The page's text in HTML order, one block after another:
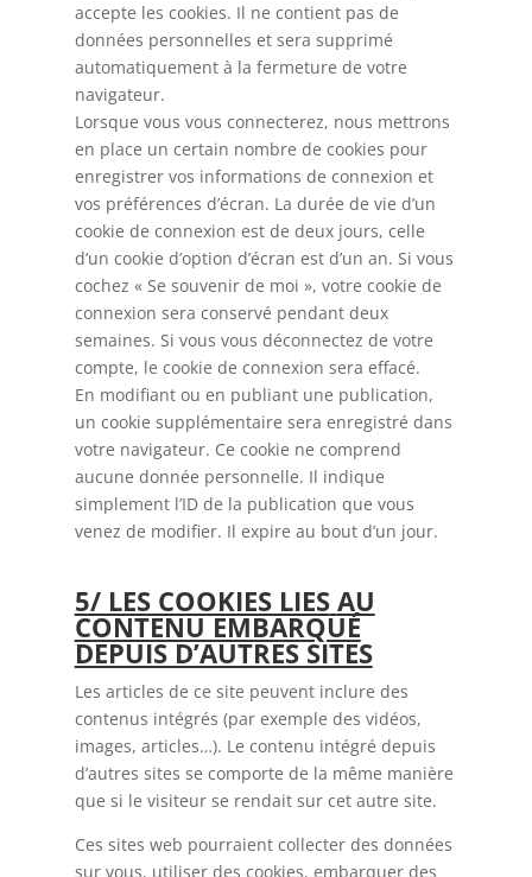
accepte les cookies. Il ne contient pas de
données personnelles et sera supprimé
automatiquement à la fermeture de votre
navigateur.
Lorsque vous vous connecterez, nous mettrons
en place un certain nombre de cookies pour
enregistrer vos informations de connexion et
vos préférences d’écran. La durée de vie d’un
cookie de connexion est de deux jours, celle
d’un cookie d’option d’écran est d’un an. Si vous
cochez « Se souvenir de moi », votre cookie de
connexion sera conservé pendant deux
semaines. Si vous vous déconnectez de votre
compte, le cookie de connexion sera effacé.
En modifiant ou en publiant une publication,
un cookie supplémentaire sera enregistré dans
votre navigateur. Ce cookie ne comprend
aucune donnée personnelle. Il indique
simplement l’ID de la publication que vous
venez de modifier. Il expire au bout d’un jour.
5/ LES COOKIES LIES AU
CONTENU EMBARQUÉ
DEPUIS D’AUTRES SITES
Les articles de ce site peuvent inclure des
contenus intégrés (par exemple des vidéos,
images, articles…). Le contenu intégré depuis
d’autres sites se comporte de la même manière
que si le visiteur se rendait sur cet autre site.
Ces sites web pourraient collecter des données
sur vous, utiliser des cookies, embarquer des